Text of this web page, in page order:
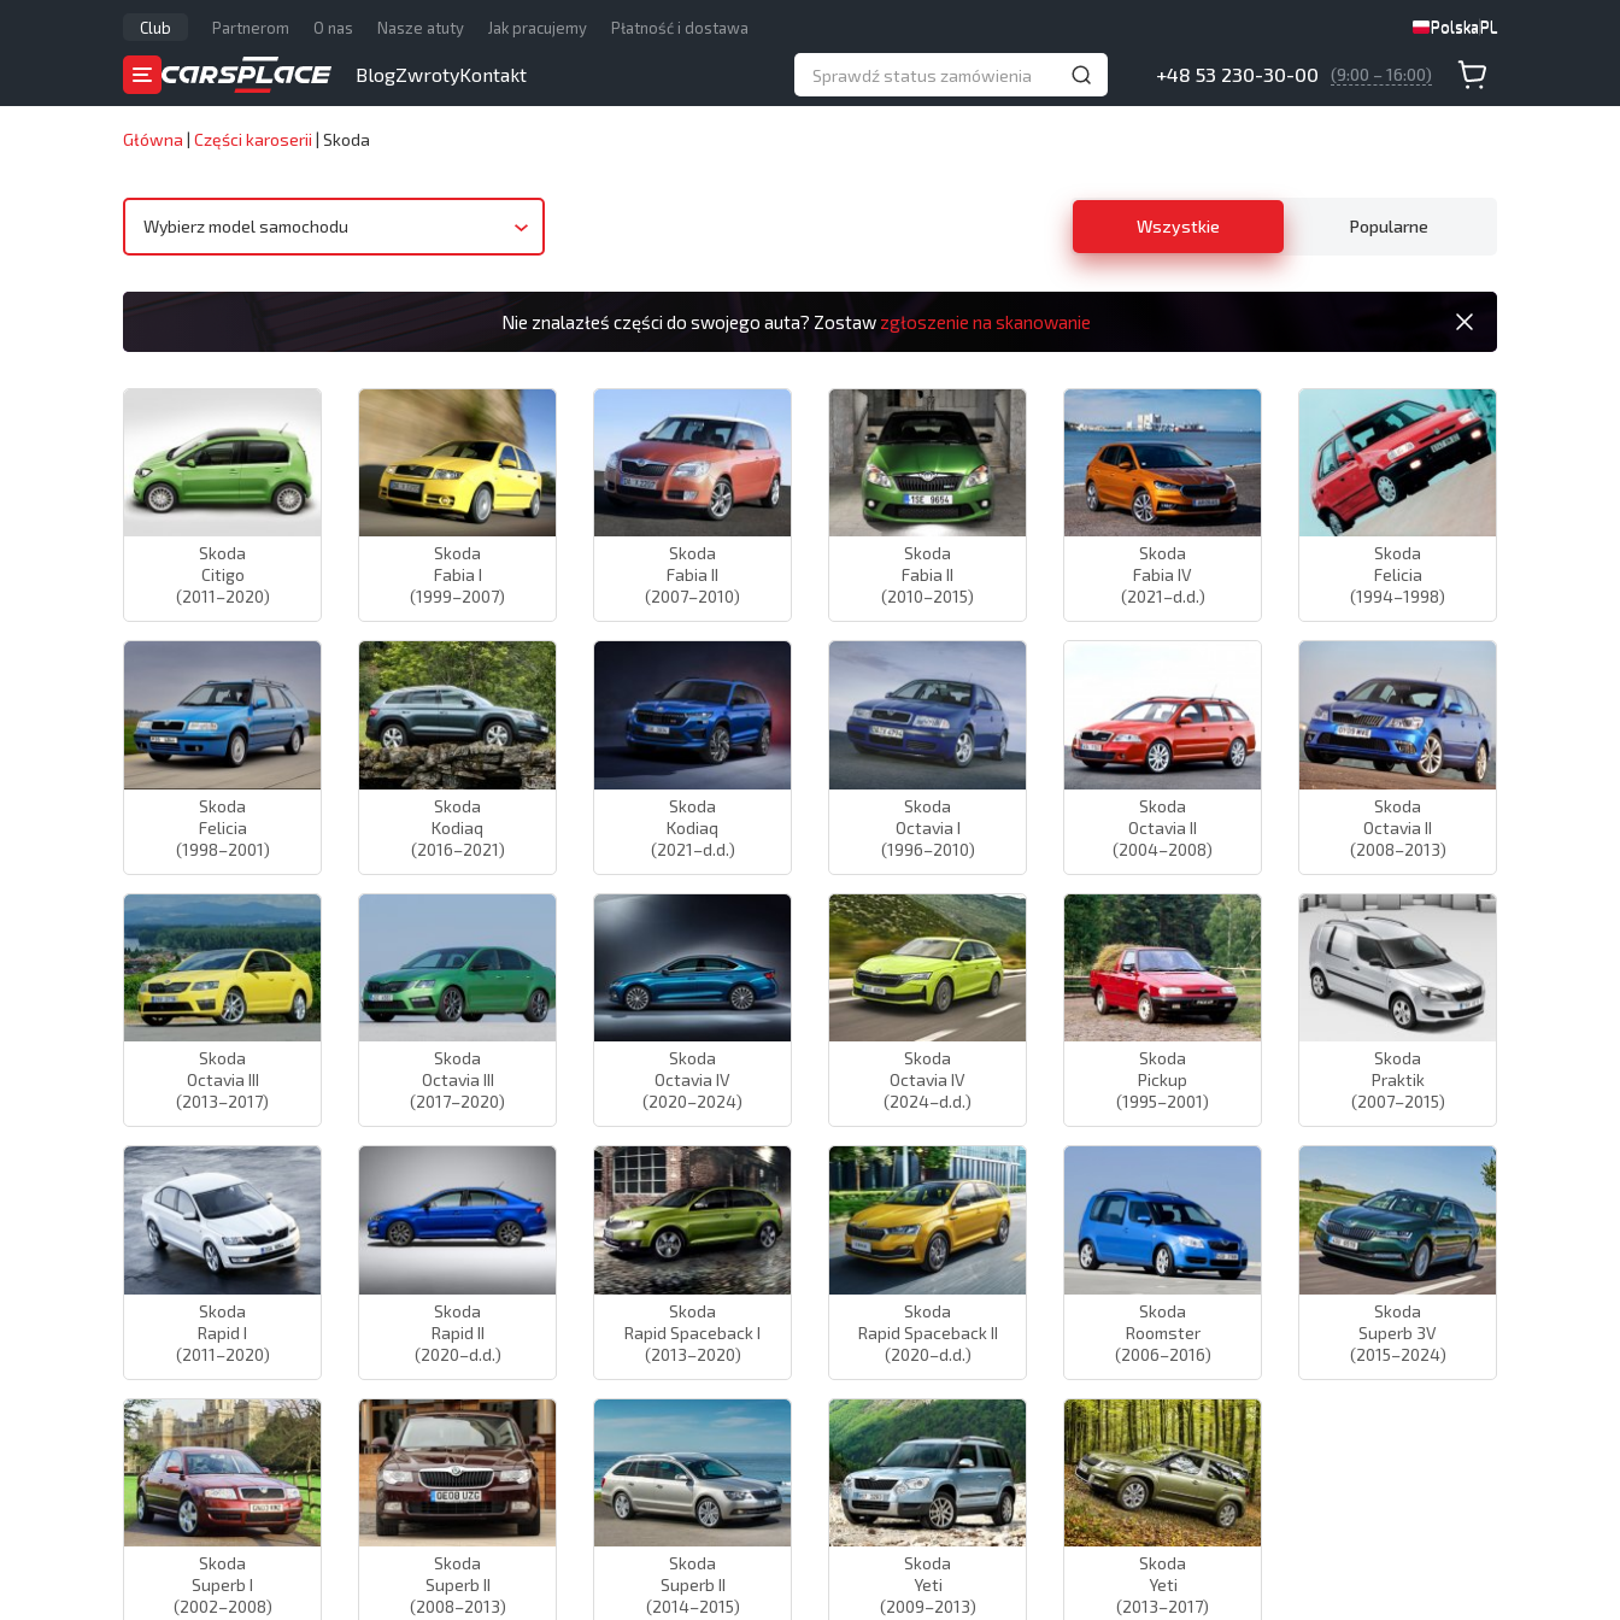
Club Partnerom O nas Nasze atuty Jak pracujemy Płatność i dostawa PolskaPL
BlogZwrotyKontakt +48 53 230-30-00 (9:00 – 16:00)
PolskaPL
Główna | Części karoserii | Skoda
Wybierz model samochodu Wszystkie Popularne
Nie znalazłeś części do swojego auta? Zostaw zgłoszenie na skanowanie
Skoda
Citigo
(2011–2020)
Skoda
Fabia I
(1999–2007)
Skoda
Fabia II
(2007–2010)
Skoda
Fabia II
(2010–2015)
Skoda
Fabia IV
(2021–d.d.)
Skoda
Felicia
(1994–1998)
Skoda
Felicia
(1998–2001)
Skoda
Kodiaq
(2016–2021)
Skoda
Kodiaq
(2021–d.d.)
Skoda
Octavia I
(1996–2010)
Skoda
Octavia II
(2004–2008)
Skoda
Octavia II
(2008–2013)
Skoda
Octavia III
(2013–2017)
Skoda
Octavia III
(2017–2020)
Skoda
Octavia IV
(2020–2024)
Skoda
Octavia IV
(2024–d.d.)
Skoda
Pickup
(1995–2001)
Skoda
Praktik
(2007–2015)
Skoda
Rapid I
(2011–2020)
Skoda
Rapid II
(2020–d.d.)
Skoda
Rapid Spaceback I
(2013–2020)
Skoda
Rapid Spaceback II
(2020–d.d.)
Skoda
Roomster
(2006–2016)
Skoda
Superb 3V
(2015–2024)
Skoda
Superb I
(2002–2008)
Skoda
Superb II
(2008–2013)
Skoda
Superb II
(2014–2015)
Skoda
Yeti
(2009–2013)
Skoda
Yeti
(2013–2017)